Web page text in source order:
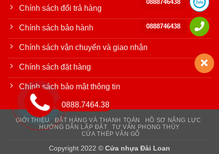
Chính sách đổi trả hàng
Chính sách bảo hành
Chính sách vận chuyển và giao nhận
Chính sách đặt hàng
Chính sách bảo mật thông tin
GIỚI THIỆU ĐẶT HÀNG VÀ THANH TOÁN
HỒ SƠ NĂNG LỰC
HƯỚNG DẪN LẮP ĐẶT
TƯ VẤN PHONG THỦY
CỬA THÉP VÂN GỖ
Copyright 2022 © Cửa nhựa Đài Loan
0888.7464.38
0888746438
0888746438